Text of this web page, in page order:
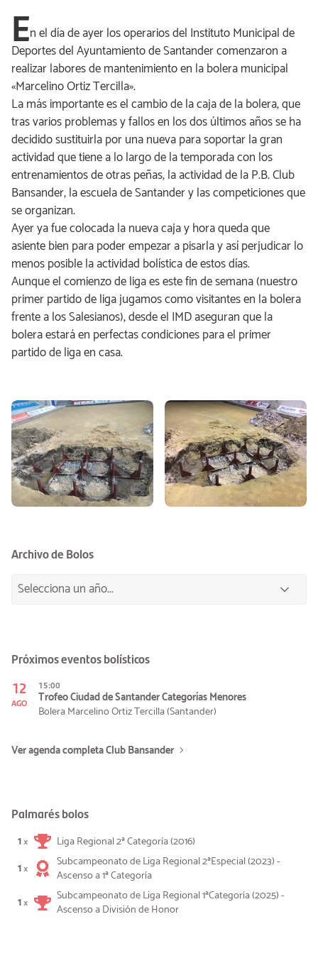
En el día de ayer los operarios del Instituto Municipal de
Deportes del Ayuntamiento de Santander comenzaron a
realizar labores de mantenimiento en la bolera municipal
«Marcelino Ortiz Tercilla».
La más importante es el cambio de la caja de la bolera, que
tras varios problemas y fallos en los dos últimos años se ha
decidido sustituirla por una nueva para soportar la gran
actividad que tiene a lo largo de la temporada con los
entrenamientos de otras peñas, la actividad de la P.B. Club
Bansander, la escuela de Santander y las competiciones que
se organizan.
Ayer ya fue colocada la nueva caja y hora queda que
asiente bien para poder empezar a pisarla y así perjudicar lo
menos posible la actividad bolística de estos días.
Aunque el comienzo de liga es este fin de semana (nuestro
primer partido de liga jugamos como visitantes en la bolera
frente a los Salesianos), desde el IMD aseguran que la
bolera estará en perfectas condiciones para el primer
partido de liga en casa.
Archivo de Bolos
Próximos eventos bolísticos
12
AGO
15:00
Trofeo Ciudad de Santander Categorías Menores
Bolera Marcelino Ortiz Tercilla (Santander)
Ver agenda completa Club Bansander
Palmarés bolos
1×
Liga Regional 2ª Categoría (2016)
1×
Subcampeonato de Liga Regional 2ªEspecial (2023) -
Ascenso a 1ª Categoría
1×
Subcampeonato de Liga Regional 1ªCategoría (2025) -
Ascenso a División de Honor